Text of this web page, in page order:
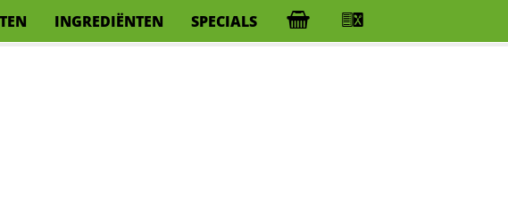
INGREDIËNTEN SPECIALS